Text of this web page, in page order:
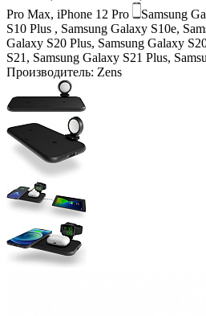
Pro Max, iPhone 12 Pro
Samsung
S10 Plus , Samsung Galaxy S10e,
Galaxy S20 Plus, Samsung Galaxy
S21, Samsung Galaxy S21 Plus,
Производитель: Zens